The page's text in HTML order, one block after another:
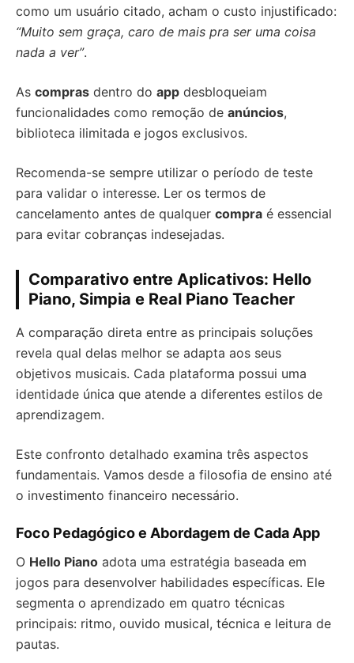
como um usuário citado, acham o custo injustificado:
“Muito sem graça, caro de mais pra ser uma coisa
nada a ver”.
As compras dentro do app desbloqueiam
funcionalidades como remoção de anúncios,
biblioteca ilimitada e jogos exclusivos.
Recomenda-se sempre utilizar o período de teste
para validar o interesse. Ler os termos de
cancelamento antes de qualquer compra é essencial
para evitar cobranças indesejadas.
Comparativo entre Aplicativos: Hello
Piano, Simpia e Real Piano Teacher
A comparação direta entre as principais soluções
revela qual delas melhor se adapta aos seus
objetivos musicais. Cada plataforma possui uma
identidade única que atende a diferentes estilos de
aprendizagem.
Este confronto detalhado examina três aspectos
fundamentais. Vamos desde a filosofia de ensino até
o investimento financeiro necessário.
Foco Pedagógico e Abordagem de Cada App
O Hello Piano adota uma estratégia baseada em
jogos para desenvolver habilidades específicas. Ele
segmenta o aprendizado em quatro técnicas
principais: ritmo, ouvido musical, técnica e leitura de
pautas.